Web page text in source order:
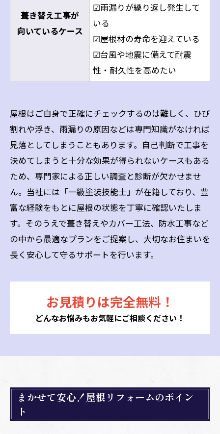
葺き替え工事が
向いているケース
☑雨漏りが繰り返し発生して
いる
☑屋根材の寿命を迎えている
☑台風や地震に備えて耐震
性・耐久性を高めたい
屋根はご自身で正確にチェックするのは難しく、ひび
割れや浮き、雨漏りの原因などは専門知識がなければ
見落としてしまうこともあります。自己判断で工事を
決めてしまうと十分な効果が得られないケースもある
ため、専門家による正しい調査と診断が欠かせませ
ん。当社には「一級塗装技能士」が在籍しており、豊
富な経験をもとに屋根の状態を丁寧に確認いたしま
す。そのうえで葺き替えやカバー工法、防水工事など
の中から最適なプランをご提案し、大切なお住まいを
長く安心して守るサポートを行います。
お見積りは完全無料！
どんなお悩みもお気軽にご相談ください！
まかせて安心！屋根リフォームのポイン
ト